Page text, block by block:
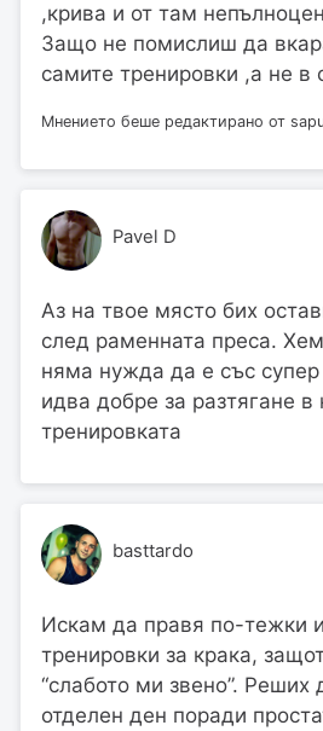
,крива и от там
Защо не помислиш да
самите тренировки ,а не в
Мнението беше редактирано от
Pavel D
Аз на твое място бих
след раменната преса.
няма нужда да е със супер
идва добре за разтягане в
тренировката
basttardo
Искам да правя по-тежки
тренировки за крака,
“слабото ми звено”. Реших
отделен ден поради